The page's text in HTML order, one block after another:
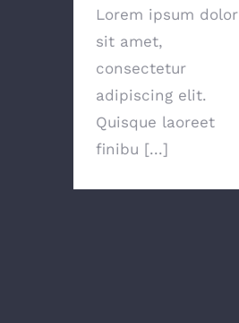
Lorem ipsum dolor
sit amet,
consectetur
adipiscing elit.
Quisque laoreet
finibu [...]